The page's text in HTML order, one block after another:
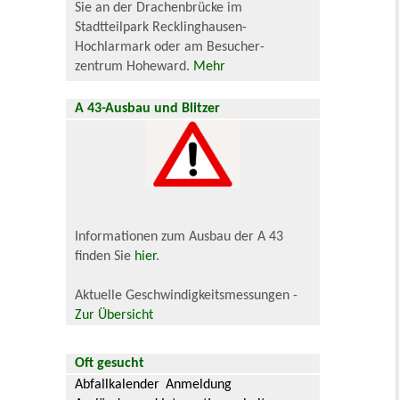
Sie an der Drachenbrücke im
Stadtteilpark Recklinghausen-
Hochlarmark oder am Besucher-
zentrum Hoheward. Mehr
A 43-Ausbau und Blitzer
Informationen zum Ausbau der A 43
finden Sie hier.
Aktuelle Geschwindigkeitsmessungen -
Zur Übersicht
Oft gesucht
Abfallkalender Anmeldung